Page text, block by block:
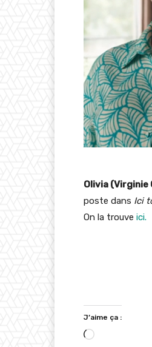
Olivia (Virginie
poste dans Ici
On la trouve ici.
J’aime ça :
C